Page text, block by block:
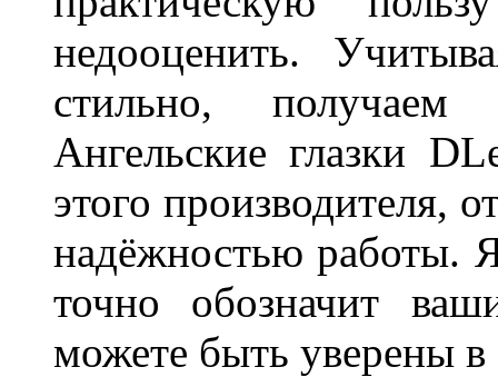
недооценить.
стильно,
Ангельские глазки
этого производителя,
надёжностью работы.
точно обозначит
можете быть уверены